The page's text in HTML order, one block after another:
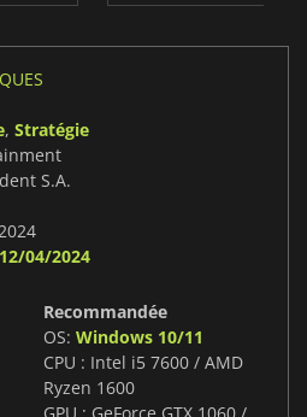
, Stratégie
S.A.
12/04/2024
Recommandée
OS: Windows 10/11
CPU : Intel i5 7600 / AMD
Ryzen 1600